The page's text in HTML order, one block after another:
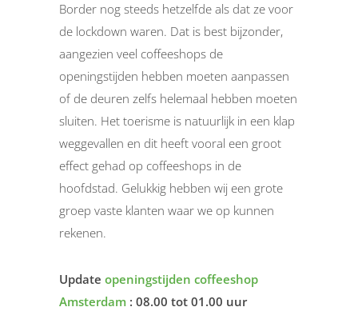
Border nog steeds hetzelfde als dat ze voor
de lockdown waren. Dat is best bijzonder,
aangezien veel coffeeshops de
openingstijden hebben moeten aanpassen
of de deuren zelfs helemaal hebben moeten
sluiten. Het toerisme is natuurlijk in een klap
weggevallen en dit heeft vooral een groot
effect gehad op coffeeshops in de
hoofdstad. Gelukkig hebben wij een grote
groep vaste klanten waar we op kunnen
rekenen.
Update openingstijden coffeeshop
Amsterdam : 08.00 tot 01.00 uur